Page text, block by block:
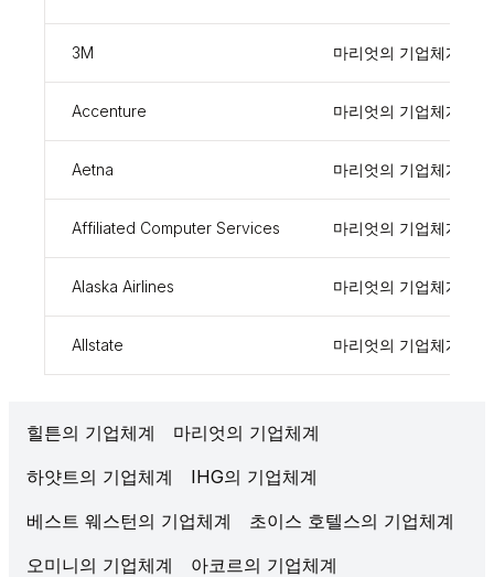
3M 마리엇의 기업체계
Accenture 마리엇의 기업체계
Aetna 마리엇의 기업체계
Affiliated Computer Services 마리엇의 기업체계
Alaska Airlines 마리엇의 기업체계
Allstate 마리엇의 기업체계
힐튼의 기업체계
마리엇의 기업체계
하얏트의 기업체계
IHG의 기업체계
베스트 웨스턴의 기업체계
초이스 호텔스의 기업체계
오미니의 기업체계
아코르의 기업체계